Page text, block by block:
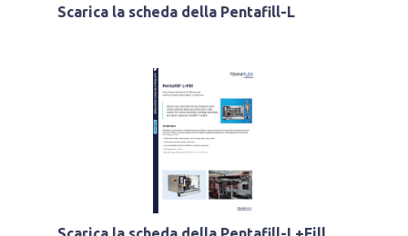
Scarica la scheda della Pentafill-L